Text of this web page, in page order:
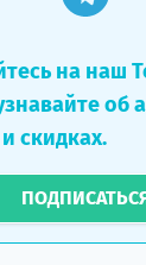
на наш
об
скидках.